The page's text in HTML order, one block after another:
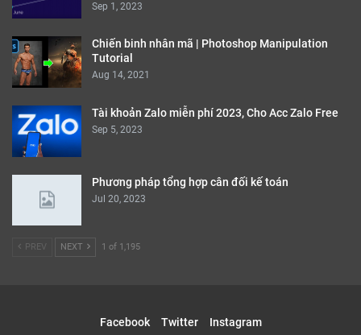
Sep 1, 2023
Chiến binh nhân mã | Photoshop Manipulation
Tutorial
Aug 14, 2021
Tài khoản Zalo miễn phí 2023, Cho Acc Zalo Free
Sep 5, 2023
Phương pháp tổng hợp cân đối kế toán
Jul 20, 2023
PREV NEXT 1 of 1,195
Facebook Twitter Instagram